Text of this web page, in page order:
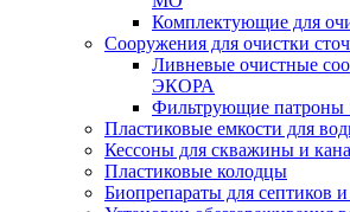
Комплектующие для
Сооружения для очистки
Ливневые очистные
ЭКОРА
Фильтрующие патроны
Пластиковые емкости для
Кессоны для скважины и
Пластиковые колодцы
Биопрепараты для септиков